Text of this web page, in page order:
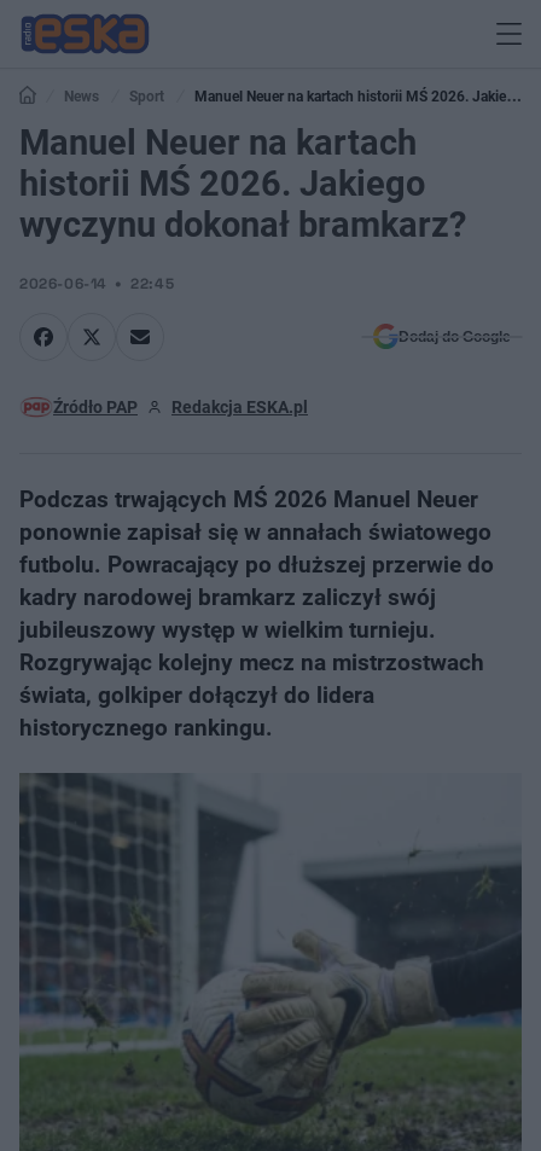
News Sport
Manuel Neuer na kartach historii MŚ 2026. Jakiego
wyczynu dokonał bramkarz?
Manuel Neuer na kartach
historii MŚ 2026. Jakiego
wyczynu dokonał bramkarz?
2026-06-14 22:45
Dodaj do Google
Źródło PAP Redakcja ESKA.pl
Podczas trwających MŚ 2026 Manuel Neuer
ponownie zapisał się w annałach światowego
futbolu. Powracający po dłuższej przerwie do
kadry narodowej bramkarz zaliczył swój
jubileuszowy występ w wielkim turnieju.
Rozgrywając kolejny mecz na mistrzostwach
świata, golkiper dołączył do lidera
historycznego rankingu.